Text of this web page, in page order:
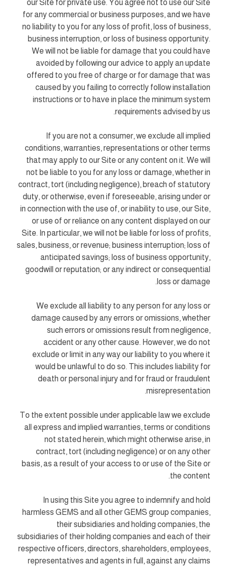
our Site for private use. You agree not to use our Site
for any commercial or business purposes, and we have
no liability to you for any loss of profit, loss of business,
business interruption, or loss of business opportunity.
We will not be liable for damage that you could have
avoided by following our advice to apply an update
offered to you free of charge or for damage that was
caused by you failing to correctly follow installation
instructions or to have in place the minimum system
requirements advised by us.
If you are not a consumer, we exclude all implied
conditions, warranties, representations or other terms
that may apply to our Site or any content on it. We will
not be liable to you for any loss or damage, whether in
contract, tort (including negligence), breach of statutory
duty, or otherwise, even if foreseeable, arising under or
in connection with the use of, or inability to use, our Site,
or use of or reliance on any content displayed on our
Site. In particular, we will not be liable for loss of profits,
sales, business, or revenue; business interruption; loss of
anticipated savings; loss of business opportunity,
goodwill or reputation; or any indirect or consequential
loss or damage.
We exclude all liability to any person for any loss or
damage caused by any errors or omissions, whether
such errors or omissions result from negligence,
accident or any other cause. However, we do not
exclude or limit in any way our liability to you where it
would be unlawful to do so. This includes liability for
death or personal injury and for fraud or fraudulent
misrepresentation.
To the extent possible under applicable law we exclude
all express and implied warranties, terms or conditions
not stated herein, which might otherwise arise, in
contract, tort (including negligence) or on any other
basis, as a result of your access to or use of the Site or
the content.
In using this Site you agree to indemnify and hold
harmless GEMS and all other GEMS group companies,
their subsidiaries and holding companies, the
subsidiaries of their holding companies and each of their
respective officers, directors, shareholders, employees,
representatives and agents in full, against any claims